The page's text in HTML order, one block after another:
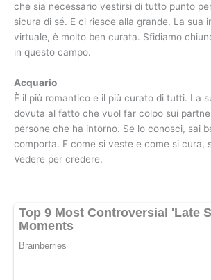
che sia necessario vestirsi di tutto punto
sicura di sé. E ci riesce alla grande. La sua
virtuale, è molto ben curata. Sfidiamo
in questo campo.
Acquario
È il più romantico e il più curato di tutti. La
dovuta al fatto che vuol far colpo sui
persone che ha intorno. Se lo conosci, sai
comporta. E come si veste e come si cura,
Vedere per credere.